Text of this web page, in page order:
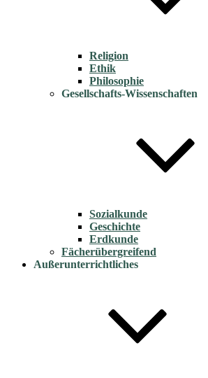
Religion
Ethik
Philosophie
Gesellschafts-Wissenschaften
Sozialkunde
Geschichte
Erdkunde
Fächerübergreifend
Außerunterrichtliches